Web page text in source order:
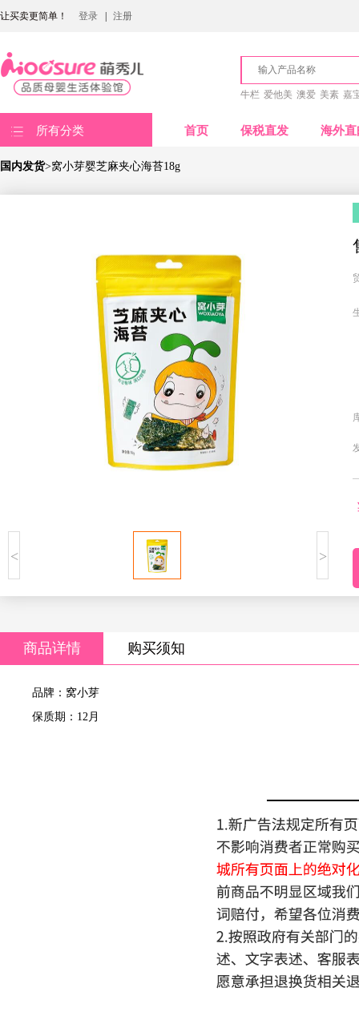
让买卖更简单！ 登录 注册
牛栏 爱他美 澳爱 美素 嘉
所有分类 首页 保税直发 海外直
国内发货>窝小芽婴芝麻夹心海苔18g
< >
商品详情 购买须知
品牌：窝小芽
保质期：12月